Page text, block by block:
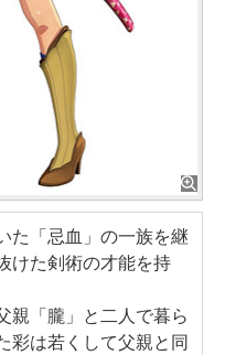
た「忌血」の一族を継
けた剣術の才能を持
親「朧」と二人で暮ら
彩は若くして父親と同